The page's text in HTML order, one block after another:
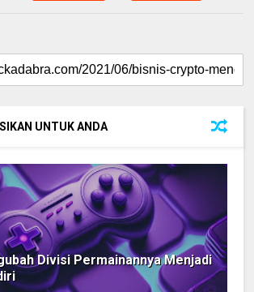
UNTUK ANDA
Divisi Permainannya Menjadi